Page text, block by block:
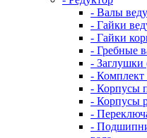
- Валы
- Гайки
- Гайки
- Гребные
- Заглушки
- Комплект
- Корпусы
- Корпусы
-
-